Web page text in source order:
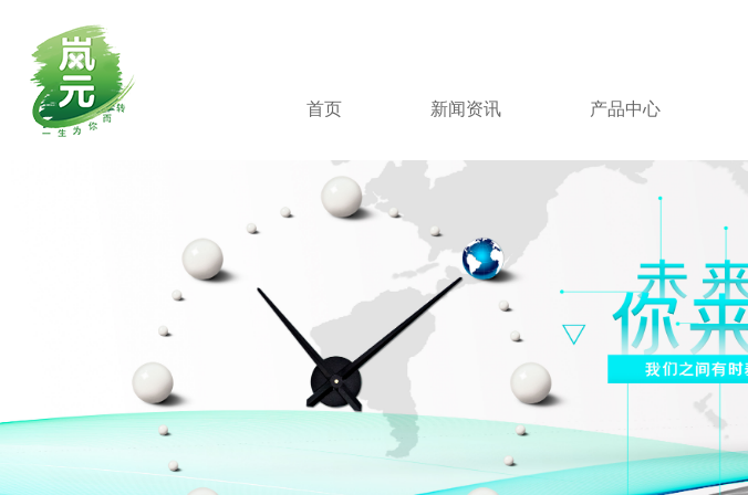
首页 新闻资讯 产品中心